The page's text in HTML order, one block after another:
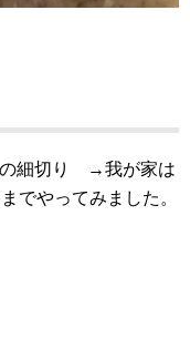
細切り →我が家は
でやってみました。